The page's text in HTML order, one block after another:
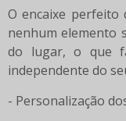
O encaixe perfeito
nenhum elemento
do lugar, o que
independente do
- Personalização